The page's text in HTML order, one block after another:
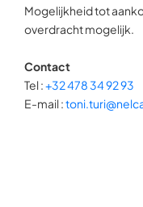
Mogelijkheid tot
overdracht mogelijk.
Contact
Tel :+32 478 34 92 93
E-mail :